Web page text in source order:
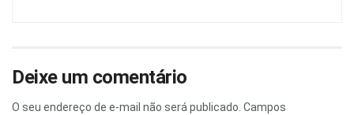
Deixe um comentário
O seu endereço de e-mail não será publicado. Campos